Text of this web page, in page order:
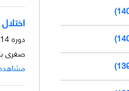
دوره 14، شماره 1، خرداد 1403، صفحه
صغری